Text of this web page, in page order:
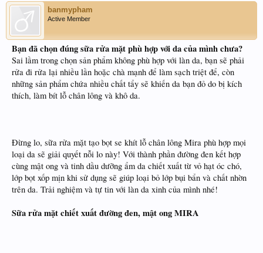
banmypham
Active Member
Bạn đã chọn đúng sữa rửa mặt phù hợp với da của mình chưa?
Sai lầm trong chọn sản phẩm không phù hợp với làn da, bạn sẽ phải
rửa đi rửa lại nhiều lần hoặc chà mạnh để làm sạch triệt để, còn
những sản phẩm chứa nhiều chất tẩy sẽ khiến da bạn đỏ do bị kích
thích, làm bít lỗ chân lông và khô da.
Đừng lo, sữa rửa mặt tạo bọt se khít lỗ chân lông Mira phù hợp mọi
loại da sẽ giải quyết nỗi lo này! Với thành phần đường đen kết hợp
cùng mật ong và tinh dầu dưỡng ẩm da chiết xuất từ vỏ hạt óc chó,
lớp bọt xốp mịn khi sử dụng sẽ giúp loại bỏ lớp bụi bẩn và chất nhờn
trên da. Trải nghiệm và tự tin với làn da xinh của mình nhé!
Sữa rửa mặt chiết xuất đường đen, mật ong MIRA